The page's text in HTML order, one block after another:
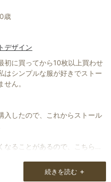
歳
デザイン
初に買ってから10枚以上買わせ
はシンプルな服が好きでストー
ん。
入したので、これからストール
ることがあるので、こちらの
続きを読む +